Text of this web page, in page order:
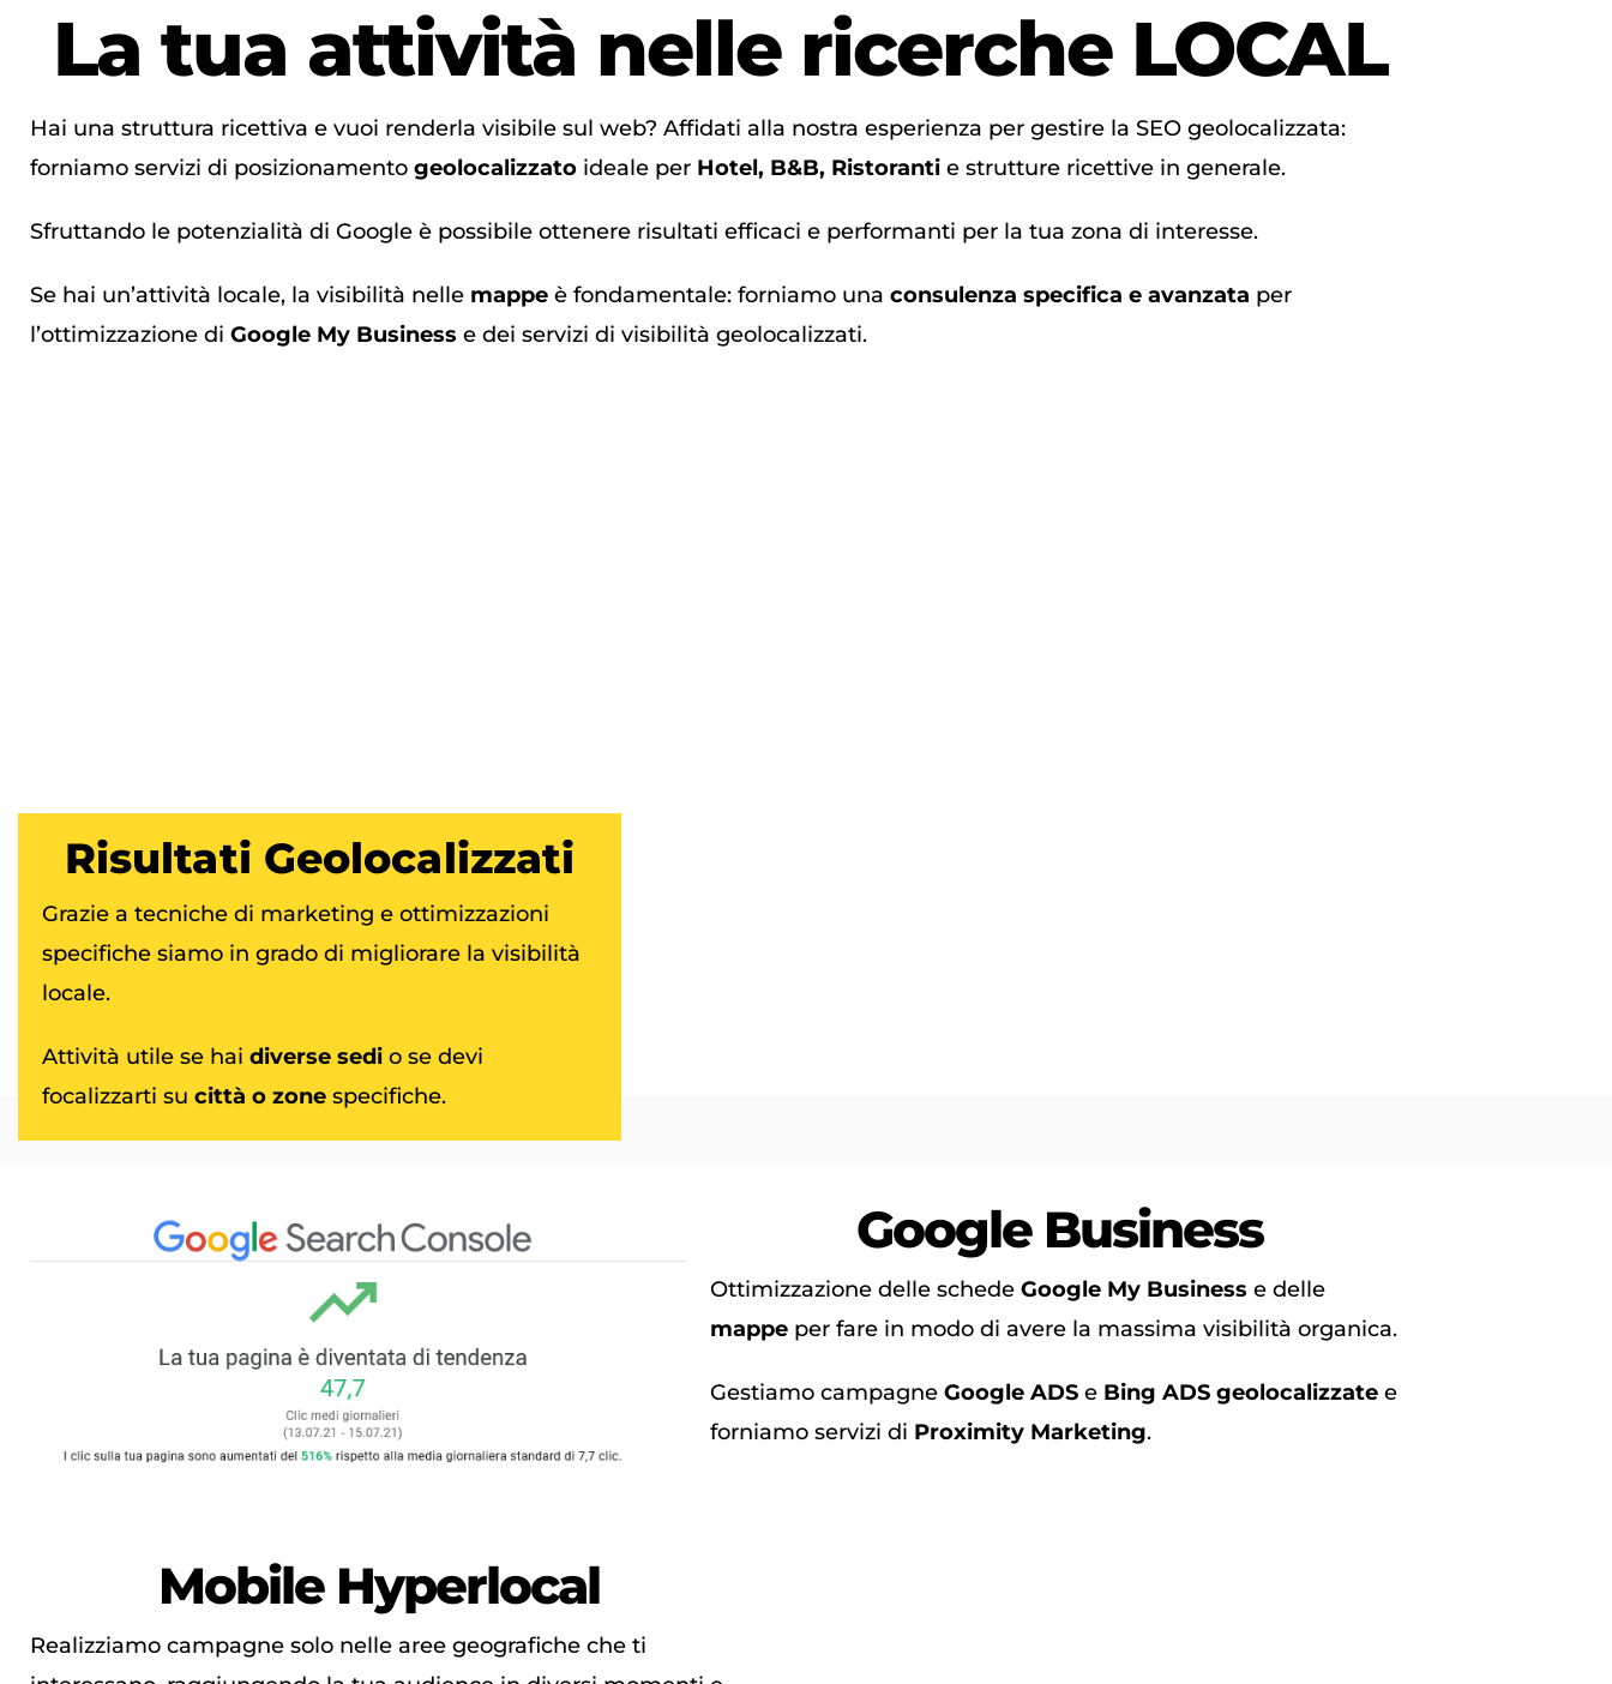
La tua attività nelle ricerche LOCAL
Hai una struttura ricettiva e vuoi renderla visibile sul web? Affidati alla nostra esperienza per gestire la SEO geolocalizzata:
forniamo servizi di posizionamento geolocalizzato ideale per Hotel, B&B, Ristoranti e strutture ricettive in generale.
Sfruttando le potenzialità di Google è possibile ottenere risultati efficaci e performanti per la tua zona di interesse.
Se hai un’attività locale, la visibilità nelle mappe è fondamentale: forniamo una consulenza specifica e avanzata per
l’ottimizzazione di Google My Business e dei servizi di visibilità geolocalizzati.
Risultati Geolocalizzati
Grazie a tecniche di marketing e ottimizzazioni
specifiche siamo in grado di migliorare la visibilità
locale.
Attività utile se hai diverse sedi o se devi
focalizzarti su città o zone specifiche.
Google Business
Ottimizzazione delle schedeGoogle My Business e delle
mappe per fare in modo di avere la massima visibilità organica.
Gestiamo campagneGoogle ADS e Bing ADS geolocalizzate e
forniamo servizi di Proximity Marketing.
Mobile Hyperlocal
Realizziamo campagne solo nelle aree geografiche che ti